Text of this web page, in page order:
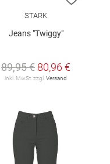
STARK
Jeans "Twiggy"
89,95 € 80,96 €
inkl. MwSt. zzgl. Versand